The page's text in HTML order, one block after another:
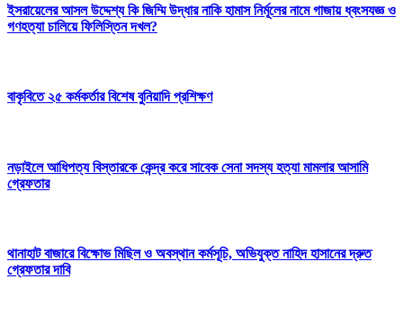
ইসরায়েলের আসল উদ্দেশ্য কি জিম্মি উদ্ধার নাকি হামাস নির্মূলের নামে গাজায় ধ্বংসযজ্ঞ ও
গণহত্যা চালিয়ে ফিলিস্তিন দখল?
বাকৃবিতে ২৫ কর্মকর্তার বিশেষ বুনিয়াদি প্রশিক্ষণ
নড়াইলে আধিপত্য বিস্তারকে কেন্দ্র করে সাবেক সেনা সদস্য হত্যা মামলার আসামি
গ্রেফতার
থানাহাট বাজারে বিক্ষোভ মিছিল ও অবস্থান কর্মসূচি, অভিযুক্ত নাহিদ হাসানের দ্রুত
গ্রেফতার দাবি